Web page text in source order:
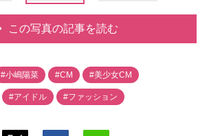
この写真の記事を読む
#小嶋陽菜 #CM #美少女CM
#アイドル #ファッション